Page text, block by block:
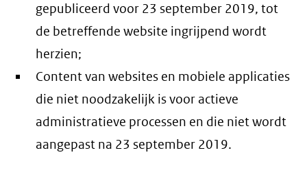
gepubliceerd voor 23 september 2019, tot
de betreffende website ingrijpend wordt
herzien;
Content van websites en mobiele applicaties
die niet noodzakelijk is voor actieve
administratieve processen en die niet wordt
aangepast na 23 september 2019.